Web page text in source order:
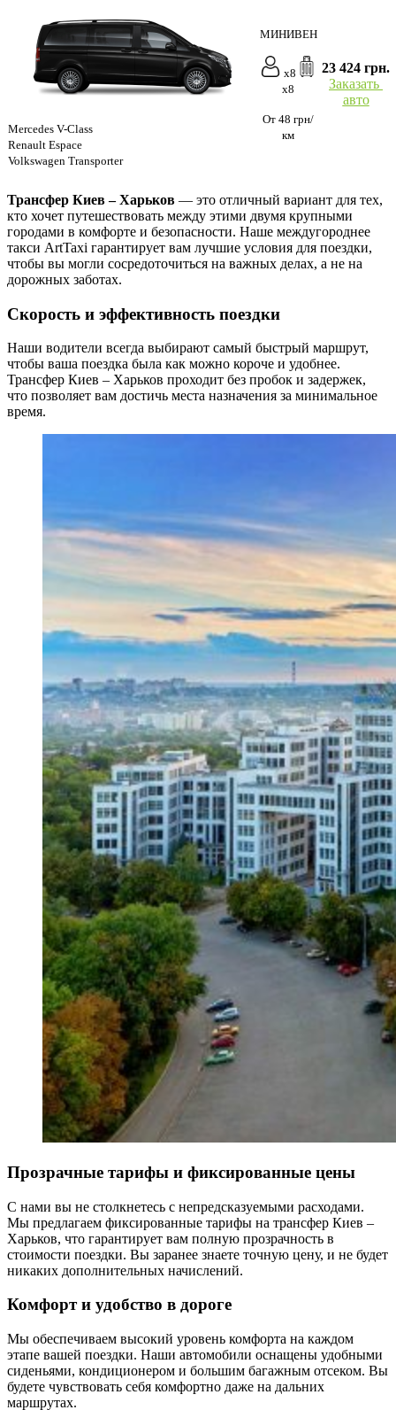
Mercedes V-Class
Renault Espace
Volkswagen Transporter
МИНИВЕН
x8
x8
От 48 грн/
км
23 424 грн.
Заказать
авто
Трансфер Киев – Харьков — это отличный вариант для тех,
кто хочет путешествовать между этими двумя крупными
городами в комфорте и безопасности. Наше междугороднее
такси ArtTaxi гарантирует вам лучшие условия для поездки,
чтобы вы могли сосредоточиться на важных делах, а не на
дорожных заботах.
Скорость и эффективность поездки
Наши водители всегда выбирают самый быстрый маршрут,
чтобы ваша поездка была как можно короче и удобнее.
Трансфер Киев – Харьков проходит без пробок и задержек,
что позволяет вам достичь места назначения за минимальное
время.
Прозрачные тарифы и фиксированные цены
С нами вы не столкнетесь с непредсказуемыми расходами.
Мы предлагаем фиксированные тарифы на трансфер Киев –
Харьков, что гарантирует вам полную прозрачность в
стоимости поездки. Вы заранее знаете точную цену, и не будет
никаких дополнительных начислений.
Комфорт и удобство в дороге
Мы обеспечиваем высокий уровень комфорта на каждом
этапе вашей поездки. Наши автомобили оснащены удобными
сиденьями, кондиционером и большим багажным отсеком. Вы
будете чувствовать себя комфортно даже на дальних
маршрутах.